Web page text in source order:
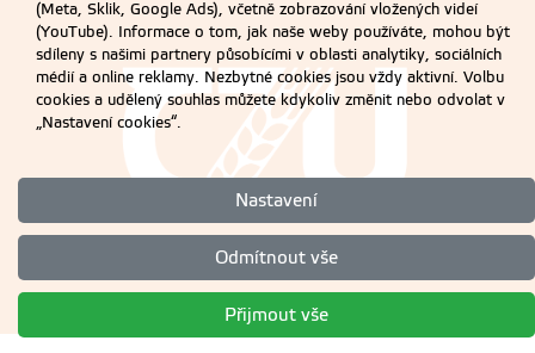
(Meta, Sklik, Google Ads), včetně zobrazování vložených videí
(YouTube). Informace o tom, jak naše weby používáte, mohou být
sdíleny s našimi partnery působícími v oblasti analytiky, sociálních
médií a online reklamy. Nezbytné cookies jsou vždy aktivní. Volbu
cookies a udělený souhlas můžete kdykoliv změnit nebo odvolat v
„Nastavení cookies“.
Nastavení
Odmítnout vše
Přijmout vše